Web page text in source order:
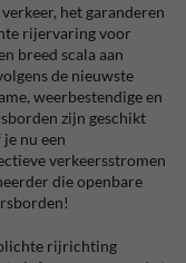
het garanderen
rijervaring voor
breed scala aan
de nieuwste
weerbestendige en
zijn geschikt
nu een
verkeersstromen
die openbare
rijrichting